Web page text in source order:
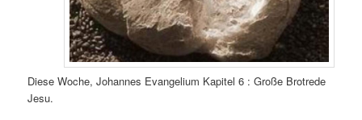
Diese Woche, Johannes Evangelium Kapitel 6 : Große Brotrede
Jesu.